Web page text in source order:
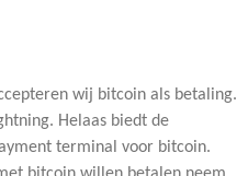
wij bitcoin als betaling.
Helaas biedt de
terminal voor bitcoin.